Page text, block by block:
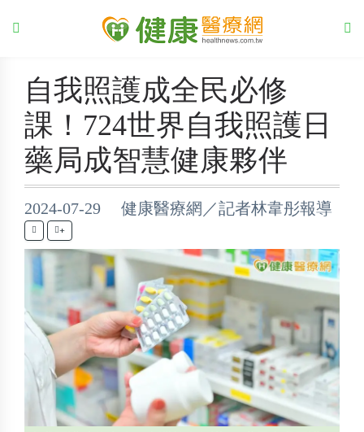
自我照護成全民必修
課！724世界自我照護日
藥局成智慧健康夥伴
2024-07-29 健康醫療網／記者林韋彤報導
+